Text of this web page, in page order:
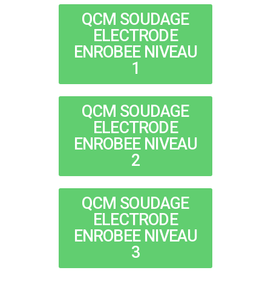
QCM SOUDAGE
ELECTRODE
ENROBEE NIVEAU
1
QCM SOUDAGE
ELECTRODE
ENROBEE NIVEAU
2
QCM SOUDAGE
ELECTRODE
ENROBEE NIVEAU
3